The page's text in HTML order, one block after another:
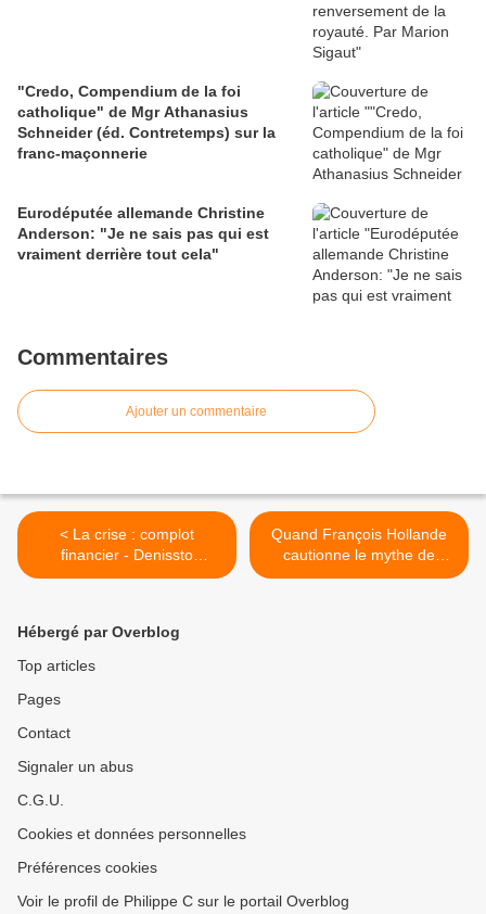
"Credo, Compendium de la foi
catholique" de Mgr Athanasius
Schneider (éd. Contretemps) sur la
franc-maçonnerie
Eurodéputée allemande Christine
Anderson: "Je ne sais pas qui est
vraiment derrière tout cela"
Commentaires
Ajouter un commentaire
< La crise : complot
financier - Denissto
(chronique du 02/10/2012)
Quand François Hollande
cautionne le mythe de
Gorée (Bernard Lugan) >
Hébergé par Overblog
Top articles
Pages
Contact
Signaler un abus
C.G.U.
Cookies et données personnelles
Préférences cookies
Voir le profil de Philippe C sur le portail Overblog